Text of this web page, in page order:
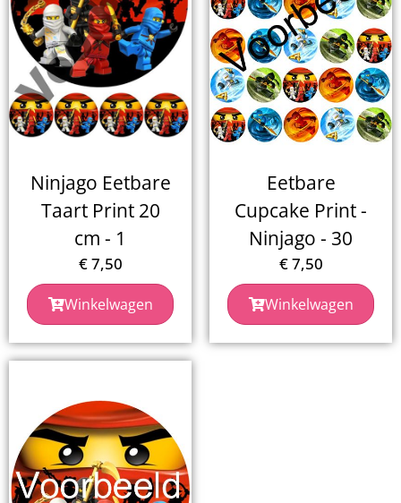
Ninjago Eetbare
Taart Print 20
cm - 1
€7,50
Winkelwagen
Eetbare
Cupcake Print -
Ninjago - 30
€7,50
Winkelwagen